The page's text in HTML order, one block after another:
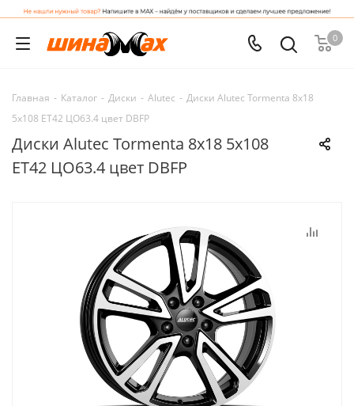
0
Главная - Каталог - Диски - Alutec - Диски Alutec Tormenta 8x18
5x108 ET42 ЦО63.4 цвет DBFP
Диски Alutec Tormenta 8x18 5x108
ET42 ЦО63.4 цвет DBFP